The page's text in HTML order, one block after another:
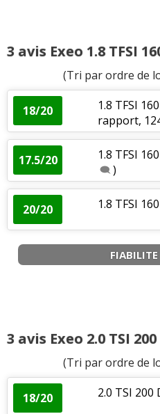
3 avis Exeo 1.8 TFSI
(Tri par ordre de
18/20
1.8 TFSI
rapport,
17.5/20 1.8 TFSI
)
20/20 1.8 TFSI
3 avis Exeo 2.0 TSI
(Tri par ordre de
18/20 2.0 TSI 200